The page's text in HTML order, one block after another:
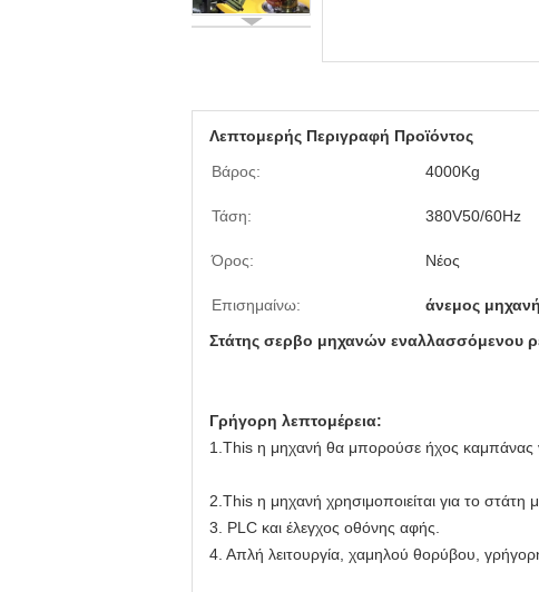
Λεπτομερής Περιγραφή Προϊόντος
Βάρος:
4000Kg
Τάση: 380V50/60Hz
Όρος: Νέος
Επισημαίνω: άνεμος
Στάτης σερβο μηχανών εναλλασσόμενου
Γρήγορη λεπτομέρεια:
1.This η μηχανή θα μπορούσε ήχος καμπάνας
2.This η μηχανή χρησιμοποιείται για το
3. PLC και έλεγχος οθόνης αφής.
4. Απλή λειτουργία, χαμηλού θορύβου,